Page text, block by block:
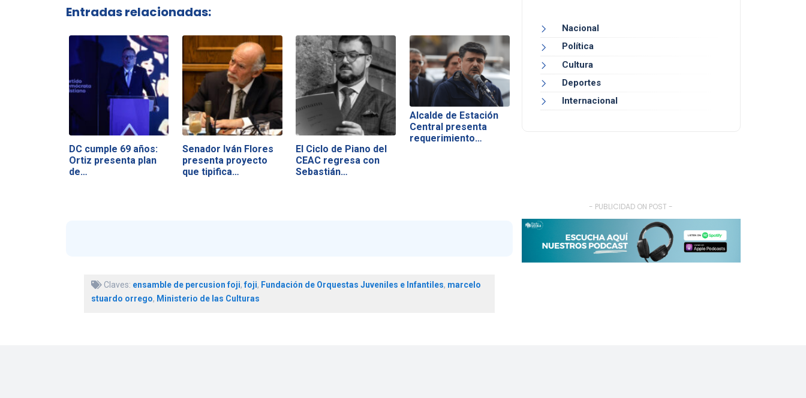
Entradas relacionadas:
DC cumple 69 años:
Ortiz presenta plan
de…
Senador Iván Flores
presenta proyecto
que tipifica…
El Ciclo de Piano del
CEAC regresa con
Sebastián…
Alcalde de Estación
Central presenta
requerimiento…
Claves: ensamble de percusion foji,foji, Fundación de Orquestas Juveniles e Infantiles, marcelo
stuardo orrego, Ministerio de las Culturas
Nacional
Política
Cultura
Deportes
Internacional
- PUBLICIDAD ON POST -